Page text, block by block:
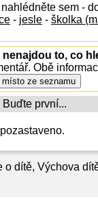
o dítě, Výchova
nahlédněte sem -
- jesle - školka
to, co
Obě
první...